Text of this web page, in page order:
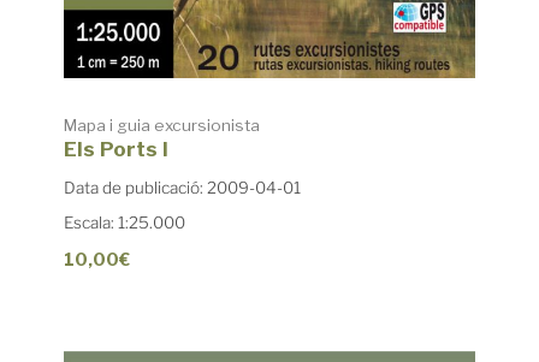
Mapa i guia excursionista
Els Ports I
Data de publicació: 2009-04-01
Escala: 1:25.000
10,00€